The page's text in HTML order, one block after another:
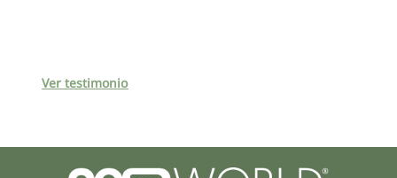
Ver testimonio